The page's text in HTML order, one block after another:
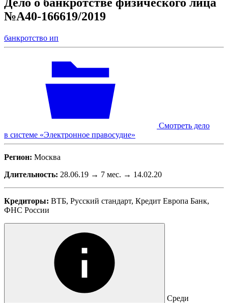
№А40-166619/2019
банкротство ип
Смотреть дело
в системе «Электронное правосудие»
Регион: Москва
Длительность: 28.06.19 → 7 мес. → 14.02.20
Кредиторы: ВТБ, Русский стандарт, Кредит Европа Банк,
ФНС России
Среди